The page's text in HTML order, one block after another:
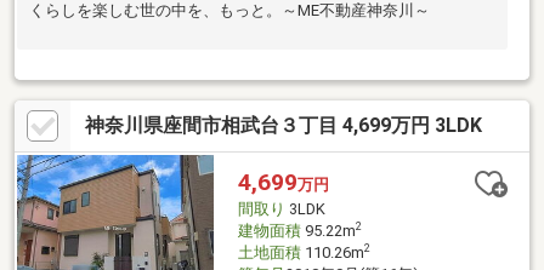
くらしを楽しむ世の中を、もっと。～ME不動産神奈川～
神奈川県座間市相武台３丁目 4,699万円 3LDK
4,699万円
間取り 3LDK
建物面積95.22m2
土地面積110.26m2